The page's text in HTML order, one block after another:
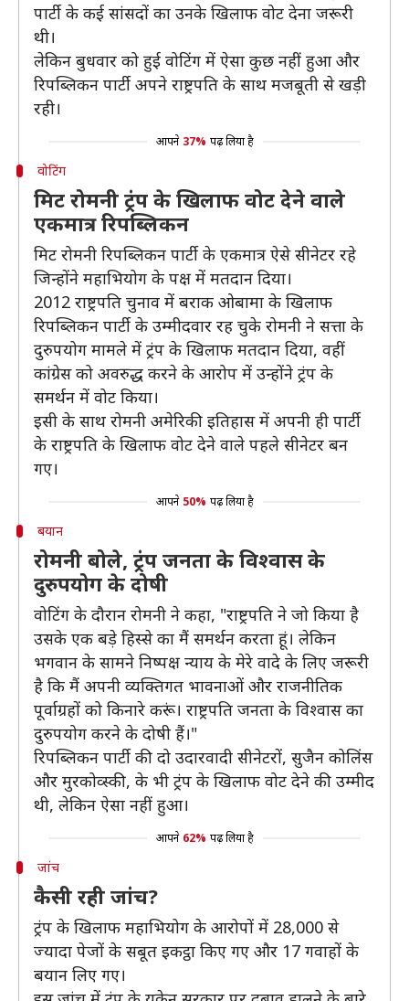
पार्टी के कई सांसदों का उनके खिलाफ वोट देना जरूरी
थी।
लेकिन बुधवार को हुई वोटिंग में ऐसा कुछ नहीं हुआ और
रिपब्लिकन पार्टी अपने राष्ट्रपति के साथ मजबूती से खड़ी
रही।
आपने 37% पढ़ लिया है
वोटिंग
मिट रोमनी ट्रंप के खिलाफ वोट देने वाले
एकमात्र रिपब्लिकन
मिट रोमनी रिपब्लिकन पार्टी के एकमात्र ऐसे सीनेटर रहे
जिन्होंने महाभियोग के पक्ष में मतदान दिया।
2012 राष्ट्रपति चुनाव में बराक ओबामा के खिलाफ
रिपब्लिकन पार्टी के उम्मीदवार रह चुके रोमनी ने सत्ता के
दुरुपयोग मामले में ट्रंप के खिलाफ मतदान दिया, वहीं
कांग्रेस को अवरुद्ध करने के आरोप में उन्होंने ट्रंप के
समर्थन में वोट किया।
इसी के साथ रोमनी अमेरिकी इतिहास में अपनी ही पार्टी
के राष्ट्रपति के खिलाफ वोट देने वाले पहले सीनेटर बन
गए।
आपने 50% पढ़ लिया है
बयान
रोमनी बोले, ट्रंप जनता के विश्वास के
दुरुपयोग के दोषी
वोटिंग के दौरान रोमनी ने कहा, "राष्ट्रपति ने जो किया है
उसके एक बड़े हिस्से का मैं समर्थन करता हूं। लेकिन
भगवान के सामने निष्पक्ष न्याय के मेरे वादे के लिए जरूरी
है कि मैं अपनी व्यक्तिगत भावनाओं और राजनीतिक
पूर्वाग्रहों को किनारे करूं। राष्ट्रपति जनता के विश्वास का
दुरुपयोग करने के दोषी हैं।"
रिपब्लिकन पार्टी की दो उदारवादी सीनेटरों, सुजैन कोलिंस
और मुरकोव्स्की, के भी ट्रंप के खिलाफ वोट देने की उम्मीद
थी, लेकिन ऐसा नहीं हुआ।
आपने 62% पढ़ लिया है
जांच
कैसी रही जांच?
ट्रंप के खिलाफ महाभियोग के आरोपों में 28,000 से
ज्यादा पेजों के सबूत इकट्ठा किए गए और 17 गवाहों के
बयान लिए गए।